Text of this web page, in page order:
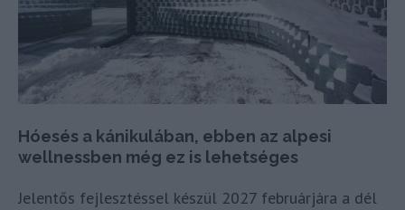
Hóesés a kánikulában, ebben az alpesi
wellnessben még ez is lehetséges
Jelentős fejlesztéssel készül 2027 februárjára a dél